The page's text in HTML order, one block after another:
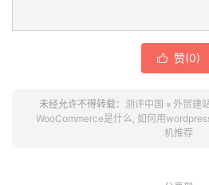
 赞(0)
未经允许不得转载： 测评中国 » 外贸建
WooCommerce是什么, 如何用
机推荐